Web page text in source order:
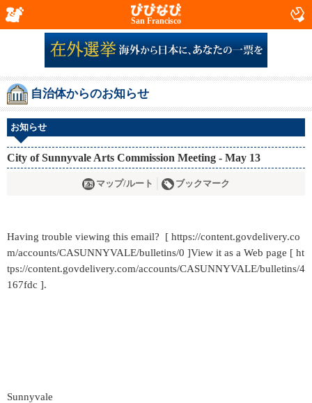
San Francisco
自治体からのお知らせ
お知らせ
City of Sunnyvale Arts Commission Meeting - May 13
マップ/ルート ブックマーク
Having trouble viewing this email? [ https://content.govdelivery.co
m/accounts/CASUNNYVALE/bulletins/0 ]View it as a Web page [ ht
tps://content.govdelivery.com/accounts/CASUNNYVALE/bulletins/4
167fdc ].
Sunnyvale